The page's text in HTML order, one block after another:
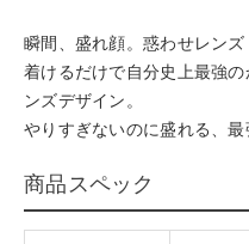
瞬間、盛れ顔。惑わせレンズ
着けるだけで自分史上最強
ンズデザイン。
やりすぎないのに盛れる、最
商品スペック